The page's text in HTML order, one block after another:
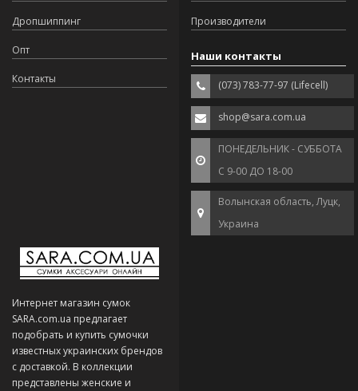
Дропшиппинг
Опт
Контакты
Производители
Наши контакты
(073) 783-77-97 (Lifecell)
shop@sara.com.ua
ПОНЕДЕЛЬНИК - СУББОТА
С 9-00 ДО 18-00
Волынская область, Луцк,
Украина
Интернет магазин сумок
SARA.com.ua предлагает
подобрать и купить сумочки
известных украинских брендов
с доставкой. В коллекции
представлены женские и